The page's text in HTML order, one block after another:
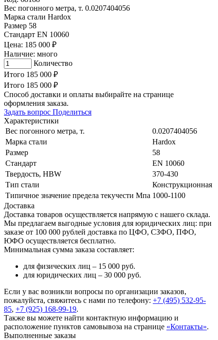
Вес погонного метра, т. 0.0207404056
Марка стали Hardox
Размер 58
Стандарт EN 10060
Цена: 185 000 ₽
Наличие: много
Количество
Итого 185 000 ₽
Итого 185 000 ₽
Способ доставки и оплаты выбирайте на странице
оформления заказа.
Задать вопрос Поделиться
Характеристики
Вес погонного метра, т.
0.0207404056
Марка стали
Hardox
Размер
58
Стандарт
EN 10060
Твердость, HBW
370-430
Тип стали
Конструкционная
Типичное значение предела текучести Мпа 1000-1100
Доставка
Доставка товаров осуществляется напрямую с нашего склада.
Мы предлагаем выгодные условия для юридических лиц: при
заказе от 100 000 рублей доставка по ЦФО, СЗФО, ПФО,
ЮФО осуществляется бесплатно.
Минимальная сумма заказа составляет:
для физических лиц – 15 000 руб.
для юридических лиц – 30 000 руб.
Если у вас возникли вопросы по организации заказов,
пожалуйста, свяжитесь с нами по телефону: +7 (495) 532-95-
85, +7 (925) 168-99-19.
Также вы можете найти контактную информацию и
расположение пунктов самовывоза на странице «Контакты».
Выполненные заказы